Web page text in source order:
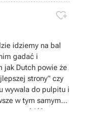

idziemy na bal
gadać i
jak Dutch powie że
strony” czy
wywala do pulpitu i
w tym samym
tym zrobić?